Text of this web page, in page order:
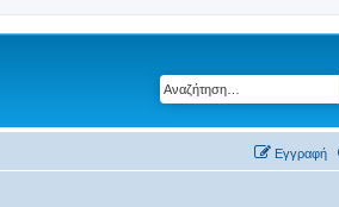
Εγγραφή